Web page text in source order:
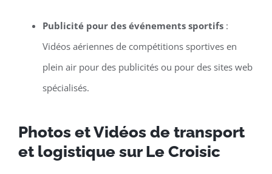
Publicité pour des événements sportifs:
Vidéos aériennes de compétitions sportives en
plein air pour des publicités ou pour des sites web
spécialisés.
Photos et Vidéos de transport
et logistique sur Le Croisic